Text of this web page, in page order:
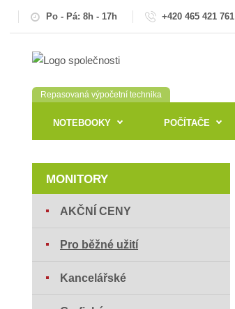
Po - Pá: 8h - 17h +420 465 421 761
Repasovaná výpočetní technika
NOTEBOOKY POČÍTAČE
MONITORY
AKČNÍ CENY
Pro běžné užití
Kancelářské